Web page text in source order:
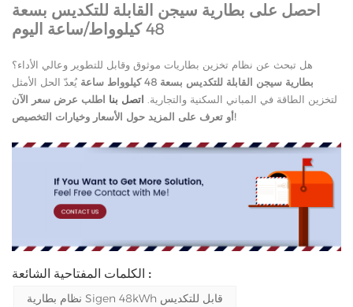
احصل على بطارية سيجن القابلة للتكديس بسعة
48 كيلوواط/ساعة اليوم
هل تبحث عن نظام تخزين بطاريات موثوق وقابل للتطوير وعالي الأداء؟
بطارية سيجن القابلة للتكديس بسعة 48 كيلوواط ساعة
يُعدّ الحل الأمثل
لتخزين الطاقة في المباني السكنية والتجارية. اتصل بنا اطلب عرض سعر الآن
أو تعرف على المزيد حول الأسعار وخيارات التخصيص!
الكلمات المفتاحية الشائعة :
نظام بطارية Sigen 48kWh قابل للتكديس